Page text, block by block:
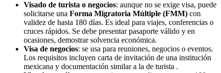
Visado de turista o negocios: aunque no se exige visa, puede
solicitarse una Forma Migratoria Múltiple (FMM) con
validez de hasta 180 días. Es ideal para viajes, conferencias o
cruces rápidos. Se debe presentar pasaporte válido y en
ocasiones, demostrar solvencia económica.
Visa de negocios: se usa para reuniones, negocios o eventos.
Los requisitos incluyen carta de invitación de una institución
mexicana y documentación similar a la de turista .